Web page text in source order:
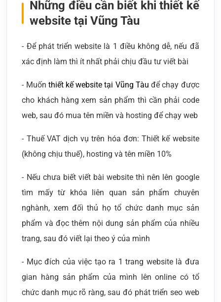
Những điều cần biết khi thiết kế
website tại Vũng Tàu
- Để phát triển website là 1 điều không dễ, nếu đã
xác định làm thì ít nhất phải chịu đầu tư viết bài
- Muốn thiết kế website tại Vũng Tàu để chạy được
cho khách hàng xem sản phẩm thì cần phải code
web, sau đó mua tên miền và hosting để chạy web
- Thuế VAT dịch vụ trên hóa đơn: Thiết kế website
(không chịu thuế), hosting và tên miền 10%
- Nếu chưa biết viết bài website thì nên lên google
tìm mấy từ khóa liên quan sản phẩm chuyên
nghành, xem đối thủ họ tổ chức danh mục sản
phẩm và đọc thêm nội dung sản phẩm của nhiều
trang, sau đó viết lại theo ý của mình
- Mục đích của việc tạo ra 1 trang website là đưa
gian hàng sản phẩm của mình lên online có tổ
chức danh mục rõ ràng, sau đó phát triển seo web